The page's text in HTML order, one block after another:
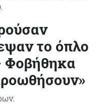
το όπλο
Φοβήθηκα